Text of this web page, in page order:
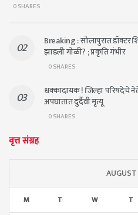
0 SHARES
Breaking : सोलापुरात डॉक्टर
झाडली गोळी? ; प्रकृति गंभीर
0 SHARES
धक्कादायक ! जिल्हा परिषदेचे
अपघातात दुर्दैवी मृत्यू
0 SHARES
वृत्त संग्रह
M T W T